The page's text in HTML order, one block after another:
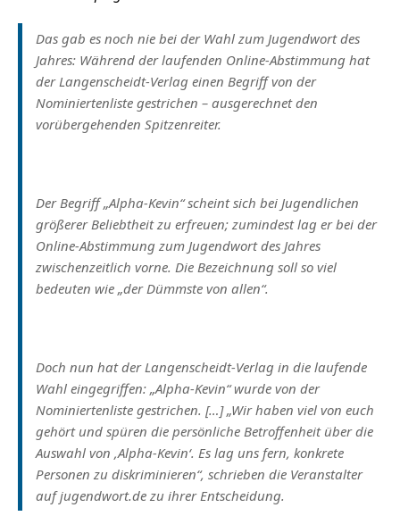
Das gab es noch nie bei der Wahl zum Jugendwort des
Jahres: Während der laufenden Online-Abstimmung hat
der Langenscheidt-Verlag einen Begriff von der
Nominiertenliste gestrichen – ausgerechnet den
vorübergehenden Spitzenreiter.
Der Begriff „Alpha-Kevin“ scheint sich bei Jugendlichen
größerer Beliebtheit zu erfreuen; zumindest lag er bei der
Online-Abstimmung zum Jugendwort des Jahres
zwischenzeitlich vorne. Die Bezeichnung soll so viel
bedeuten wie „der Dümmste von allen“.
Doch nun hat der Langenscheidt-Verlag in die laufende
Wahl eingegriffen: „Alpha-Kevin“ wurde von der
Nominiertenliste gestrichen. […] „Wir haben viel von euch
gehört und spüren die persönliche Betroffenheit über die
Auswahl von ‚Alpha-Kevin‘. Es lag uns fern, konkrete
Personen zu diskriminieren“, schrieben die Veranstalter
auf jugendwort.de zu ihrer Entscheidung.